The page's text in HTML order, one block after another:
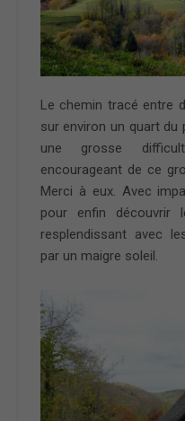
Le chemin tracé entre
sur environ un quart du
une grosse
encourageant de ce
Merci à eux. Avec
pour enfin découvrir
resplendissant avec
par un maigre soleil.